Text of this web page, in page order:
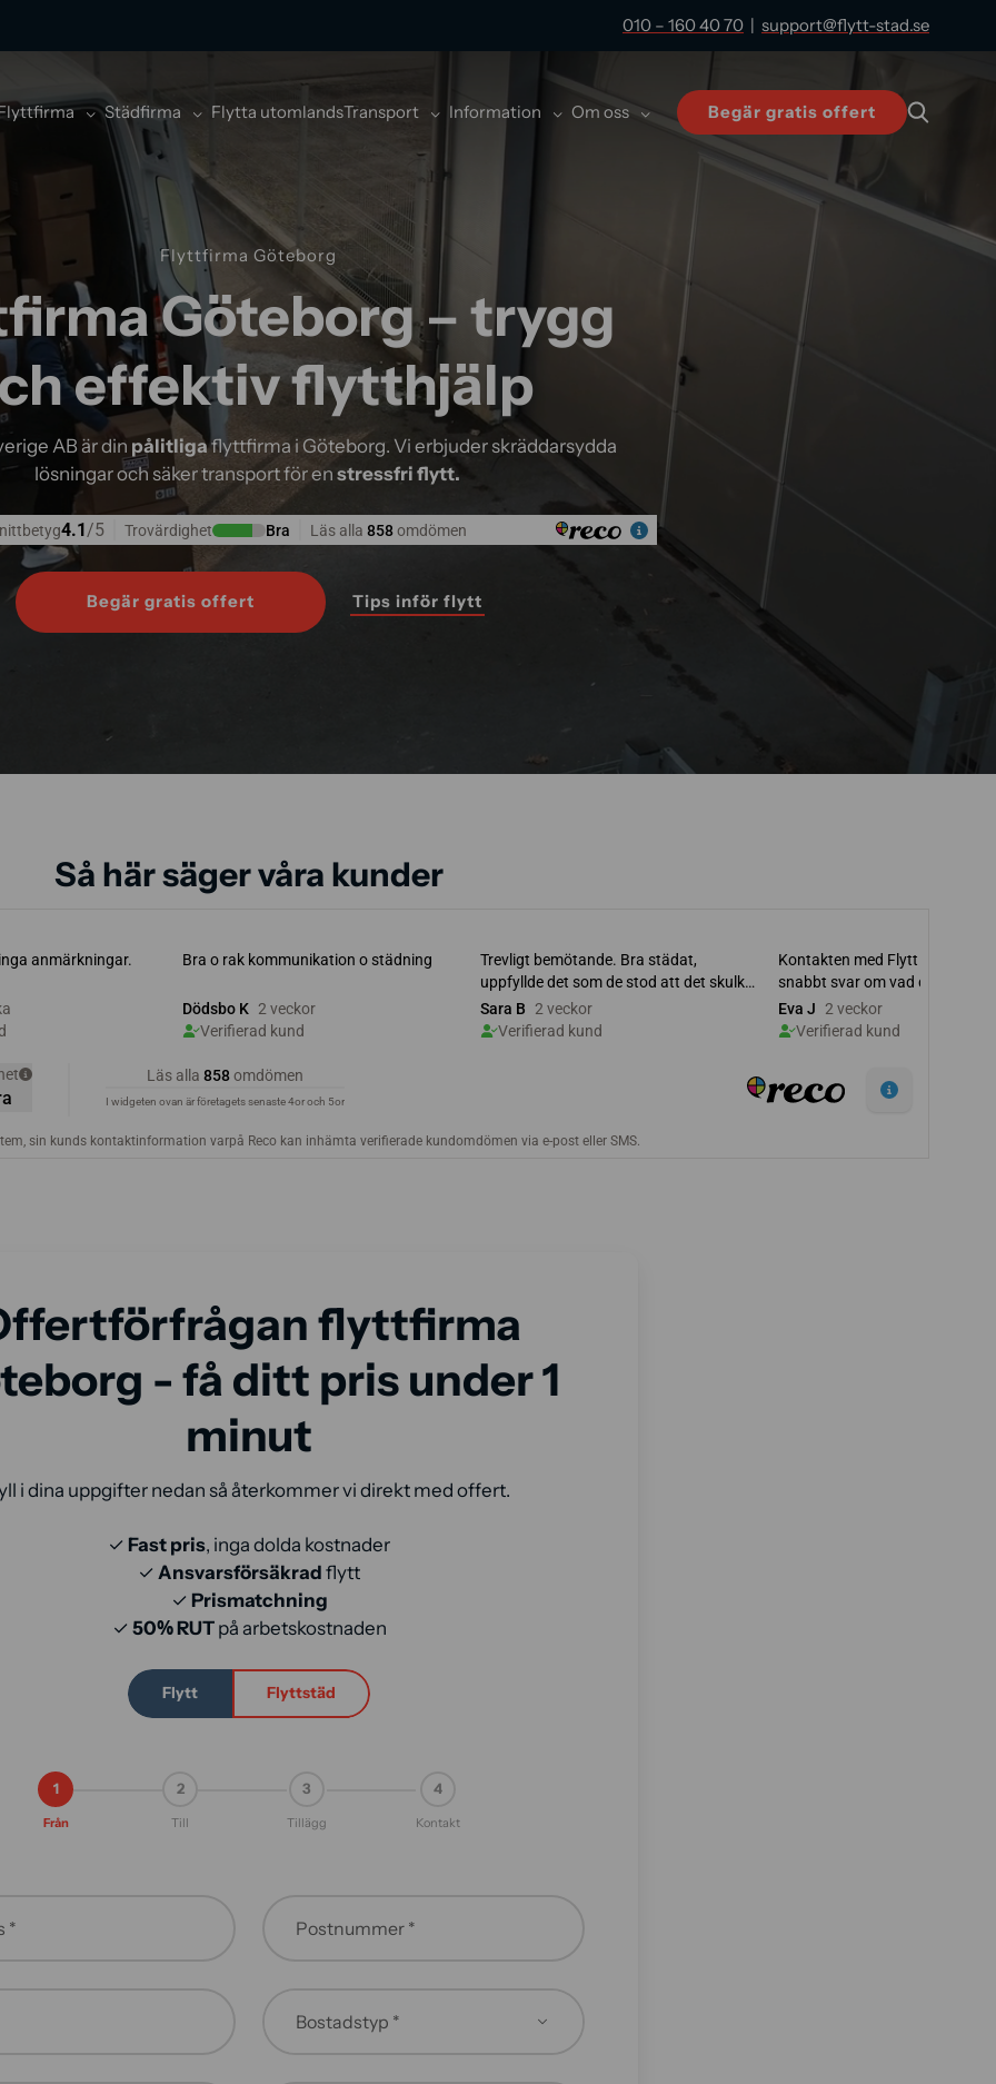
010 – 160 40 70 | support@flytt-stad.se
Städfirma Flytta utomlandsTransport Information Om oss Begär gratis offert
Flyttfirma Göteborg
Göteborg – trygg
effektiv flytthjälp
AB är din pålitligaflyttfirma i Göteborg. Vi erbjuder skräddarsydda
lösningar och säker transport för en stressfri flytt.
Begär gratis offert Tips inför flytt
Så här säger våra kunder
flyttfirma
- få ditt pris under 1
minut
i dina uppgifter nedan så återkommer vi direkt med offert.
✓ Fast pris, inga dolda kostnader
✓ Ansvarsförsäkrad flytt
✓ Prismatchning
✓ 50% RUTpå arbetskostnaden
Flytt Flyttstäd
1
Från
2
Till
3
Tillägg
4
Kontakt
* Postnummer *